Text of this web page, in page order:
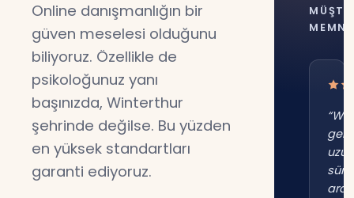
Online danışmanlığın bir
güven meselesi olduğunu
biliyoruz. Özellikle de
psikoloğunuz yanı
başınızda, Winterthur
şehrinde değilse. Bu yüzden
en yüksek standartları
garanti ediyoruz.
uzun
süre